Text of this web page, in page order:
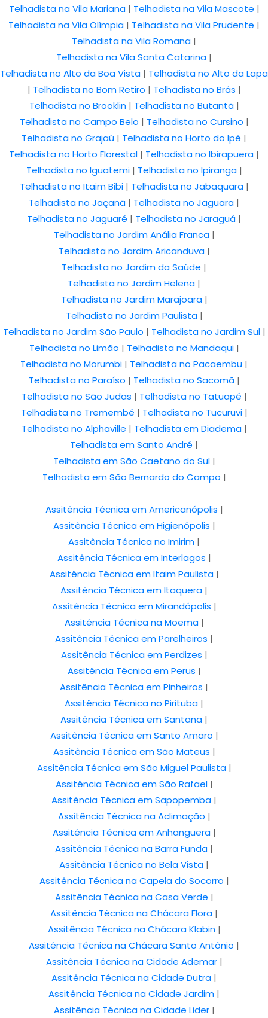
Telhadista na Vila Mariana| Telhadista na Vila Mascote |
Telhadista na Vila Olímpia | Telhadista na Vila Prudente |
Telhadista na Vila Romana |
Telhadista na Vila Santa Catarina |
Telhadista no Alto da Boa Vista | Telhadista no Alto da Lapa
| Telhadista no Bom Retiro | Telhadista no Brás |
Telhadista no Brooklin| Telhadista no Butantã|
Telhadista no Campo Belo | Telhadista no Cursino |
Telhadista no Grajaú | Telhadista no Horto do Ipê |
Telhadista no Horto Florestal | Telhadista no Ibirapuera |
Telhadista no Iguatemi| Telhadista no Ipiranga|
Telhadista no Itaim Bibi| Telhadista no Jabaquara|
Telhadista no Jaçanã | Telhadista no Jaguara |
Telhadista no Jaguaré | Telhadista no Jaraguá |
Telhadista no Jardim Anália Franca|
Telhadista no Jardim Aricanduva|
Telhadista no Jardim da Saúde |
Telhadista no Jardim Helena |
Telhadista no Jardim Marajoara|
Telhadista no Jardim Paulista|
Telhadista no Jardim São Paulo | Telhadista no Jardim Sul|
Telhadista no Limão | Telhadista no Mandaqui|
Telhadista no Morumbi | Telhadista no Pacaembu |
Telhadista no Paraíso | Telhadista no Sacomã|
Telhadista no São Judas | Telhadista no Tatuapé |
Telhadista no Tremembé | Telhadista no Tucuruvi|
Telhadista no Alphaville | Telhadista em Diadema|
Telhadista em Santo André |
Telhadista em São Caetano do Sul|
Telhadista em São Bernardo do Campo |
Assitência Técnica em Americanópolis |
Assitência Técnica em Higienópolis |
Assitência Técnica no Imirim |
Assitência Técnica em Interlagos |
Assitência Técnica em Itaim Paulista|
Assitência Técnica em Itaquera |
Assitência Técnica em Mirandópolis |
Assitência Técnica na Moema|
Assitência Técnica em Parelheiros |
Assitência Técnica em Perdizes |
Assitência Técnica em Perus |
Assitência Técnica em Pinheiros |
Assitência Técnica no Pirituba |
Assitência Técnica em Santana |
Assitência Técnica em Santo Amaro |
Assitência Técnica em São Mateus |
Assitência Técnica em São Miguel Paulista|
Assitência Técnica em São Rafael|
Assitência Técnica em Sapopemba |
Assitência Técnica na Aclimação |
Assitência Técnica em Anhanguera|
Assitência Técnica na Barra Funda |
Assitência Técnica no Bela Vista |
Assitência Técnica na Capela do Socorro |
Assitência Técnica na Casa Verde |
Assitência Técnica na Chácara Flora |
Assitência Técnica na Chácara Klabin|
Assitência Técnica na Chácara Santo Antônio |
Assitência Técnica na Cidade Ademar|
Assitência Técnica na Cidade Dutra |
Assitência Técnica na Cidade Jardim |
Assitência Técnica na Cidade Lider|